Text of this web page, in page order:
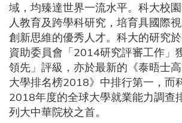
域，均臻達世界一流水平。科大校
人教育及跨學科研究，培育具國際
創新思維的優秀人才。科大的研究
資助委員會「2014研究評審工作」
領先」評級，亦於最新的《泰晤士
大學排名榜2018》中排行第一，而
2018年度的全球大學就業能力調查
列大中華院校之首。